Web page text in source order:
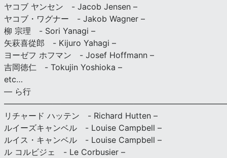
ヤコブ ヤンセン - Jacob Jensen –
ヤコブ・ワグナー - Jakob Wagner –
柳 宗理 - Sori Yanagi –
矢萩喜從郎 - Kijuro Yahagi –
ヨーゼフ ホフマン - Josef Hoffmann –
吉岡徳仁 - Tokujin Yoshioka –
etc…
— ら行
リチャード ハッテン - Richard Hutten –
ルイーズキャンベル - Louise Campbell –
ルイス・キャンベル - Louise Campbell –
ル コルビジェ - Le Corbusier –